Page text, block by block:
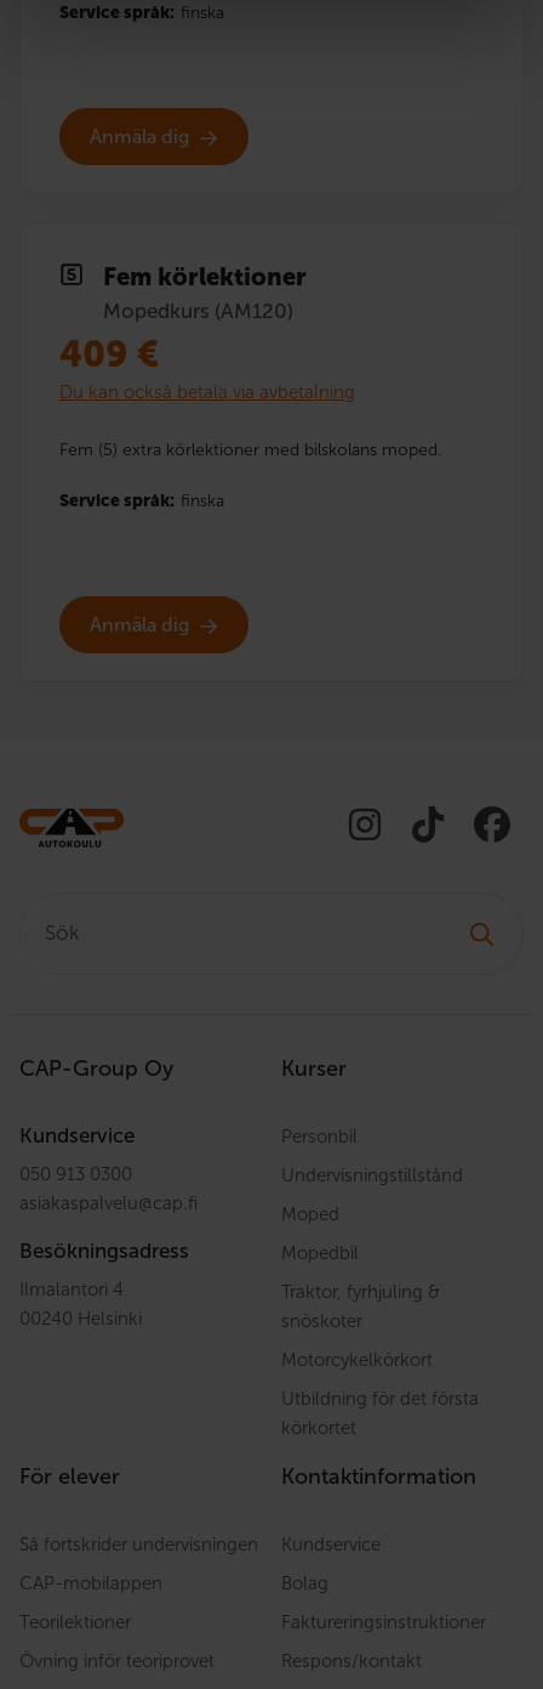
Service språk: finska
Anmäla dig
Fem körlektioner
Mopedkurs (AM120)
409 €
Du kan också betala via avbetalning
Fem (5) extra körlektioner med bilskolans moped.
Service språk: finska
Anmäla dig
CAP-Group Oy
Kundservice
050 913 0300
asiakaspalvelu@cap.fi
Besökningsadress
Ilmalantori 4
00240 Helsinki
Kurser
Personbil
Undervisningstillstånd
Moped
Mopedbil
Traktor, fyrhjuling &
snöskoter
Motorcykelkörkort
Utbildning för det första
körkortet
För elever
Så fortskrider undervisningen
CAP-mobilappen
Teorilektioner
Övning inför teoriprovet
Kontaktinformation
Kundservice
Bolag
Faktureringsinstruktioner
Respons/kontakt